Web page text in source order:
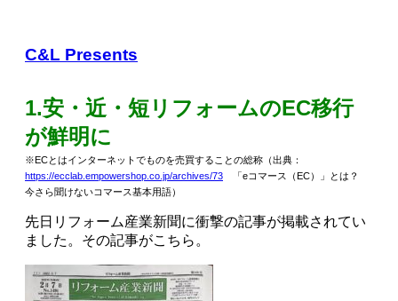
C&L Presents
1.安・近・短リフォームのEC移行
が鮮明に
※ECとはインターネットでものを売買することの総称 （出典：
https://ecclab.empowershop.co.jp/archives/73 「eコマース（EC）」とは？
今さら聞けないコマース基本用語）
先日リフォーム産業新聞に衝撃の記事が掲載されてい
ました。その記事がこちら。